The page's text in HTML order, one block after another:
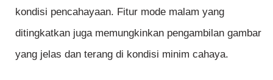
kondisi pencahayaan. Fitur mode malam yang
ditingkatkan juga memungkinkan pengambilan gambar
yang jelas dan terang di kondisi minim cahaya.